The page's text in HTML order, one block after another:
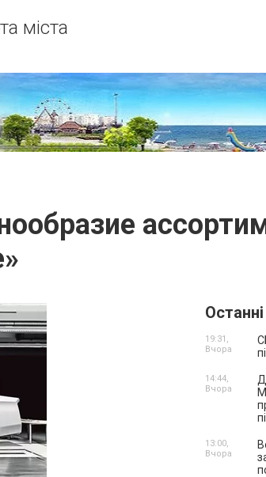
міста
19:31,
Вчора
14:44,
Вчора
13:00,
Вчора